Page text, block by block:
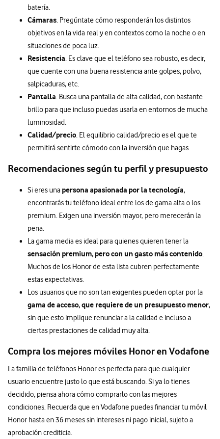
batería.
Cámaras. Pregúntate cómo responderán los distintos
objetivos en la vida real y en contextos como la noche o en
situaciones de poca luz.
Resistencia. Es clave que el teléfono sea robusto, es decir,
que cuente con una buena resistencia ante golpes, polvo,
salpicaduras, etc.
Pantalla. Busca una pantalla de alta calidad, con bastante
brillo para que incluso puedas usarla en entornos de mucha
luminosidad.
Calidad/precio. El equilibrio calidad/precio es el que te
permitirá sentirte cómodo con la inversión que hagas.
Recomendaciones según tu perfil y presupuesto
Si eres una persona apasionada por la tecnología,
encontrarás tu teléfono ideal entre los de gama alta o los
premium. Exigen una inversión mayor, pero merecerán la
pena.
La gama media es ideal para quienes quieren tener la
sensación premium, pero con un gasto más contenido.
Muchos de los Honor de esta lista cubren perfectamente
estas expectativas.
Los usuarios que no son tan exigentes pueden optar por la
gama de acceso, que requiere de un presupuesto menor,
sin que esto implique renunciar a la calidad e incluso a
ciertas prestaciones de calidad muy alta.
Compra los mejores móviles Honor en Vodafone
La familia de teléfonos Honor es perfecta para que cualquier
usuario encuentre justo lo que está buscando. Si ya lo tienes
decidido, piensa ahora cómo comprarlo con las mejores
condiciones. Recuerda que en Vodafone puedes financiar tu móvil
Honor hasta en 36 meses sin intereses ni pago inicial, sujeto a
aprobación crediticia.